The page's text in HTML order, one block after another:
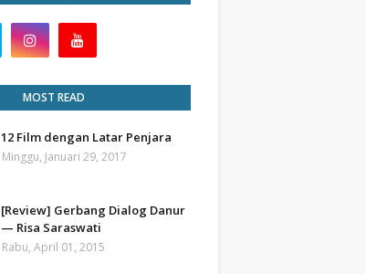
MOST READ
12 Film dengan Latar Penjara
Minggu, Januari 29, 2017
[Review] Gerbang Dialog Danur
— Risa Saraswati
Rabu, April 01, 2015